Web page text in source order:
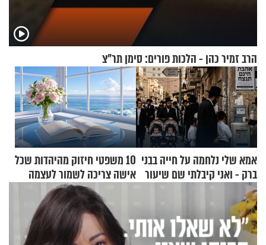
הרב זמיר כהן - הלכות פורים: סימן תר"צ
אמא שלי נלחמה על חייה בבני
ברק - ואני קיבלתי שם שיעור
באהבת חינם
10 משפטי חיזוק מהיהדות שכל
אישה צריכה לשמור לעצמה